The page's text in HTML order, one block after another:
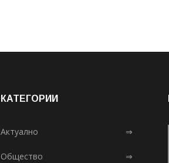
КАТЕГОРИИ
Актуално ⇒
Общество ⇒